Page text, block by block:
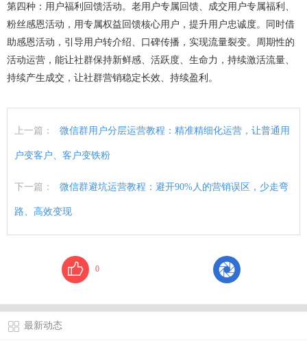
第四种：用户福利回馈活动。老用户专属回馈、成交用户专属福利、
粉丝感恩活动，用专属权益回馈核心用户，提升用户忠诚度。同时借
助感恩活动，引导用户转介绍、口碑传播，实现流量裂变。周期性的
活动运营，能让社群保持新鲜感、活跃度、生命力，持续激活流量、
持续产生成交，让社群营销稳定长效、持续盈利。
上一篇： 微信群用户分层运营教程：精准精细化运营，让普通用
户变客户、客户变铁粉
下一篇： 微信群避坑运营教程：避开90%人的营销误区，少走弯
路、高效变现
0
最新动态